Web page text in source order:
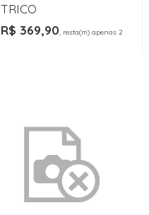
TRICO
R$ 369,90, resta(m) apenas 2